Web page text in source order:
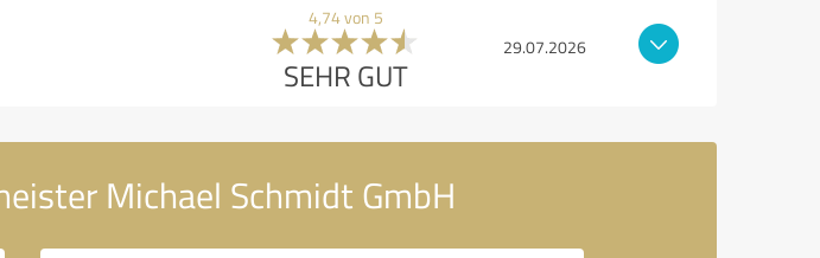
4,74 von 5
SEHR GUT
29.07.2026
Michael Schmidt GmbH